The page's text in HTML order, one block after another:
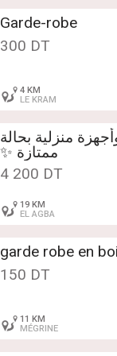
Garde-robe
300 DT
4 KM
LE KRAM
منزلية بحالة
ممتازة ✨
4 200 DT
19 KM
EL AGBA
garde robe en
150 DT
11 KM
MÉGRINE